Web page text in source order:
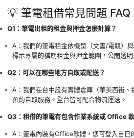
💡 筆電租借常見問題 FAQ
Q1：筆電出租的租金與押金怎麼計算？
A：我們的筆電租金依機型（文書/電競）
標示專屬的檔期租金與押金範圍，公開透明
Q2：可以在哪些地方自取或配送？
A：我們在台中設有實體倉庫（華美西街、
預約自取服務。全台皆可配合物流運送。
Q3：租借的筆電有包含作業系統或 Office
A：筆電內裝有Office軟體，您可登入自已